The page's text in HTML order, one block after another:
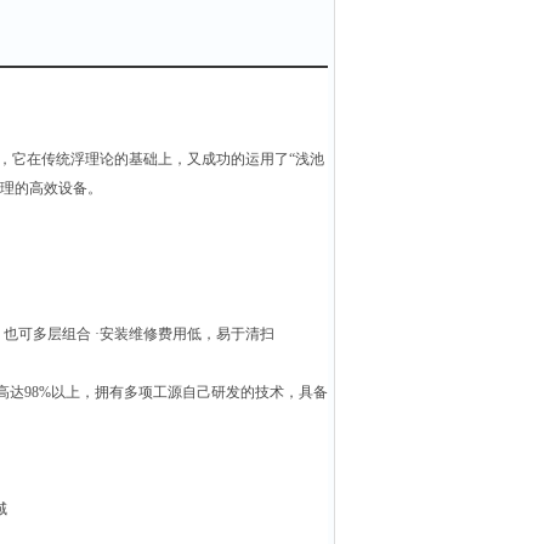
它在传统浮理论的基础上，又成功的运用了“浅池
的高效设备。
可多层组合 ·安装维修费用低，易于清扫
98%以上，拥有多项工源自己研发的技术，具备